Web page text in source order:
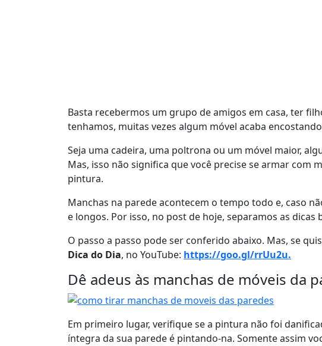
Basta recebermos um grupo de amigos em casa, ter
tenhamos, muitas vezes algum móvel acaba
Seja uma cadeira, uma poltrona ou um móvel maior,
Mas, isso não significa que você precise se armar
pintura.
Manchas na parede acontecem o tempo todo e, caso
e longos. Por isso, no post de hoje, separamos as
O passo a passo pode ser conferido abaixo. Mas, se
Dica do Dia, no YouTube: https://goo.gl/rrUu2u.
Dê adeus às manchas de móveis da
Em primeiro lugar, verifique se a pintura não foi
íntegra da sua parede é pintando-na. Somente assim